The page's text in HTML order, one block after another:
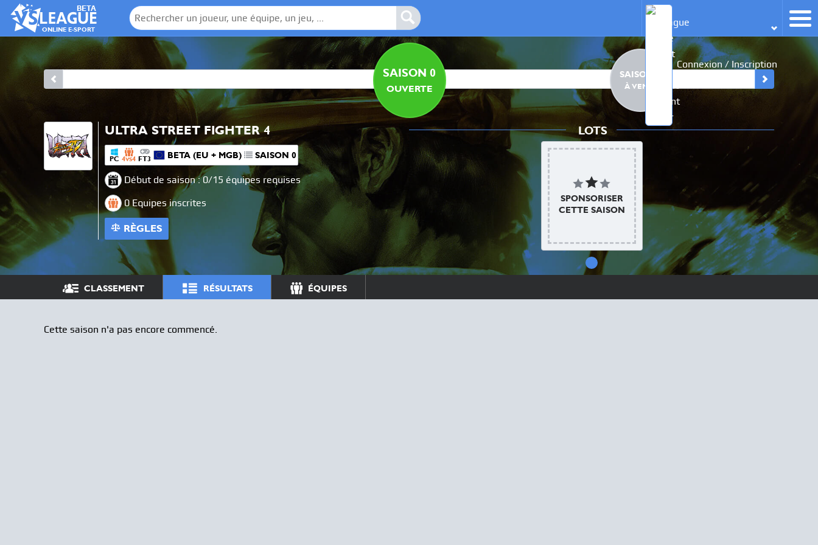
BETA
ONLINE E-SPORT
Connexion / Inscription
SAISON 0
OUVERTE
SAISON 1
À VENIR
ULTRA STREET FIGHTER 4
PC 4VS4 FT3 BETA (EU + MGB) SAISON 0
Début de saison : 0/15 équipes requises
0 Equipes inscrites
RÈGLES
LOTS
SPONSORISER
CETTE SAISON
CLASSEMENT RÉSULTATS ÉQUIPES
Cette saison n'a pas encore commencé.